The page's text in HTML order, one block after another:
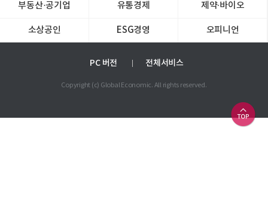
부동산·공기업 유통경제 제약∙바이오
소상공인 ESG경영 오피니언
PC 버전 전체서비스
Copyright (c) Global Economic. All rights reserved.